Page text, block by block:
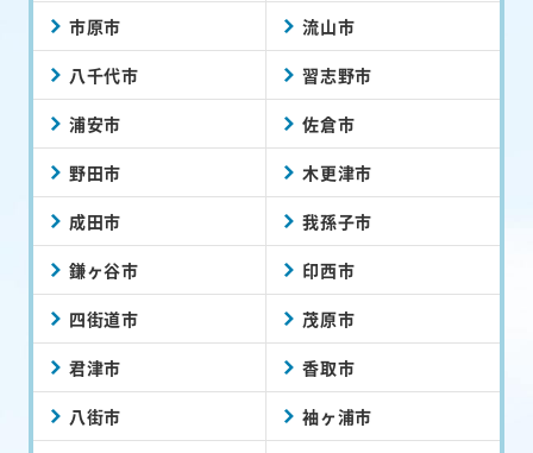
市原市 流山市
八千代市 習志野市
浦安市 佐倉市
野田市 木更津市
成田市 我孫子市
鎌ヶ谷市 印西市
四街道市 茂原市
君津市 香取市
八街市 袖ヶ浦市